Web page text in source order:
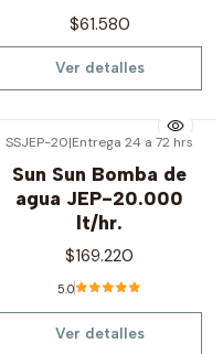
$61.580
Ver detalles
SSJEP-20|Entrega 24 a 72 hrs
Sun Sun Bomba de
agua JEP-20.000
lt/hr.
$169.220
5.0
Ver detalles